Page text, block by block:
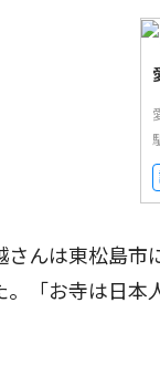
んは東松島市
。「お寺は日本